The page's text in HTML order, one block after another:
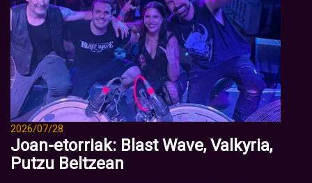
2026/07/28
Joan-etorriak: Blast Wave, Valkyria,
Putzu Beltzean